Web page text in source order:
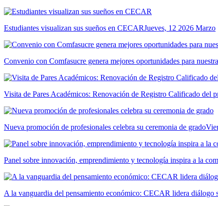
Estudiantes visualizan sus sueños en CECARJueves, 12 2026 Marzo
Convenio con Comfasucre genera mejores oportunidades para
Visita de Pares Académicos: Renovación de Registro Calificado del
Nueva promoción de profesionales celebra su ceremonia de grado
Panel sobre innovación, emprendimiento y tecnología inspira a la
A la vanguardia del pensamiento económico: CECAR lidera diálogo